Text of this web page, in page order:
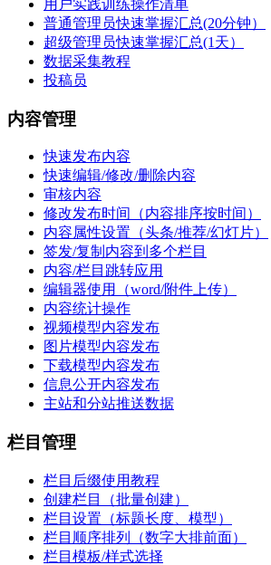
用户实践训练操作清单
普通管理员快速掌握汇总(20分钟）
超级管理员快速掌握汇总(1天）
数据采集教程
投稿员
内容管理
快速发布内容
快速编辑/修改/删除内容
审核内容
修改发布时间（内容排序按时间）
内容属性设置（头条/推荐/幻灯片）
签发/复制内容到多个栏目
内容/栏目跳转应用
编辑器使用（word/附件上传）
内容统计操作
视频模型内容发布
图片模型内容发布
下载模型内容发布
信息公开内容发布
主站和分站推送数据
栏目管理
栏目后缀使用教程
创建栏目（批量创建）
栏目设置（标题长度、模型）
栏目顺序排列（数字大排前面）
栏目模板/样式选择